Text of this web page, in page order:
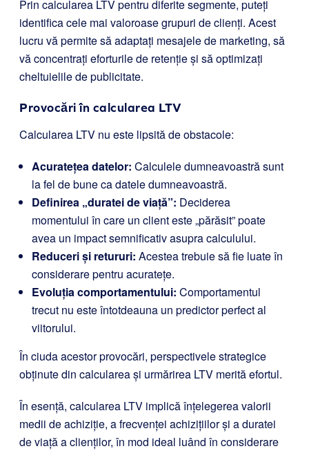
Prin calcularea LTV pentru diferite segmente, puteți
identifica cele mai valoroase grupuri de clienți. Acest
lucru vă permite să adaptați mesajele de marketing, să
vă concentrați eforturile de retenție și să optimizați
cheltuielile de publicitate.
Provocări în calcularea LTV
Calcularea LTV nu este lipsită de obstacole:
Acuratețea datelor: Calculele dumneavoastră sunt
la fel de bune ca datele dumneavoastră.
Definirea „duratei de viață”: Deciderea
momentului în care un client este „părăsit” poate
avea un impact semnificativ asupra calculului.
Reduceri și retururi: Acestea trebuie să fie luate în
considerare pentru acuratețe.
Evoluția comportamentului: Comportamentul
trecut nu este întotdeauna un predictor perfect al
viitorului.
În ciuda acestor provocări, perspectivele strategice
obținute din calcularea și urmărirea LTV merită efortul.
În esență, calcularea LTV implică înțelegerea valorii
medii de achiziție, a frecvenței achizițiilor și a duratei
de viață a clienților, în mod ideal luând în considerare